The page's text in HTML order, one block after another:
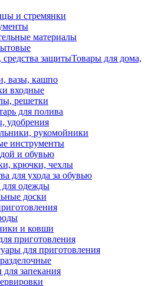
и стремянки
материалы
защитыТовары для дома,
вазы, кашпо
входные
решетки
для полива
удобрения
рукомойники
инструменты
и обувью
крючки, чехлы
для ухода за обувью
одежды
доски
и ковши
приготовления
для приготовления
запекания